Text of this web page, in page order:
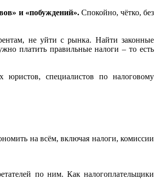
и «побуждений». Спокойно, чётко, без
не уйти с рынка. Найти законные
платить правильные налоги – то есть
юристов, специалистов по налоговому
на всём, включая налоги, комиссии
по ним. Как налогоплательщики